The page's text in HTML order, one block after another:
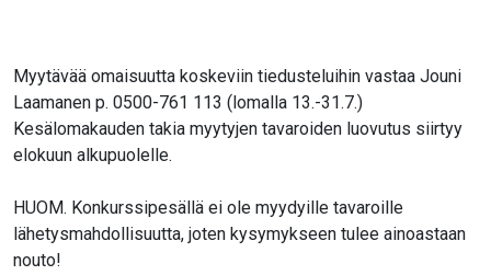
Myytävää omaisuutta koskeviin tiedusteluihin vastaa Jouni
Laamanen p. 0500-761 113 (lomalla 13.-31.7.)
Kesälomakauden takia myytyjen tavaroiden luovutus siirtyy
elokuun alkupuolelle.
HUOM. Konkurssipesällä ei ole myydyille tavaroille
lähetysmahdollisuutta, joten kysymykseen tulee ainoastaan
nouto!